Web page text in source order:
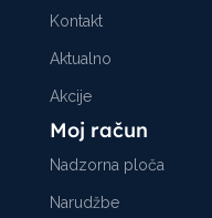
Kontakt
Aktualno
Akcije
Moj račun
Nadzorna ploča
Narudžbe